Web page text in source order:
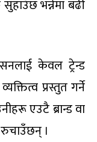
भन्नेमा बढी
केवल ट्रेन्ड
प्रस्तुत गर्ने
एउटै ब्रान्ड वा
रुचाउँछन् ।